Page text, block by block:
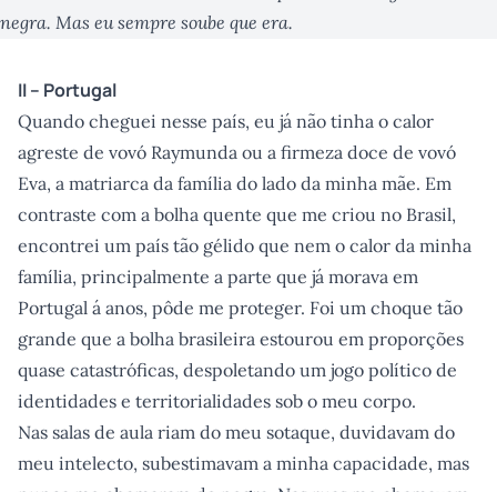
negra. Mas eu sempre soube que era.
II – Portugal
Quando cheguei nesse país, eu já não tinha o calor
agreste de vovó Raymunda ou a firmeza doce de vovó
Eva, a matriarca da família do lado da minha mãe. Em
contraste com a bolha quente que me criou no Brasil,
encontrei um país tão gélido que nem o calor da minha
família, principalmente a parte que já morava em
Portugal á anos, pôde me proteger. Foi um choque tão
grande que a bolha brasileira estourou em proporções
quase catastróficas, despoletando um jogo político de
identidades e territorialidades sob o meu corpo.
Nas salas de aula riam do meu sotaque, duvidavam do
meu intelecto, subestimavam a minha capacidade, mas